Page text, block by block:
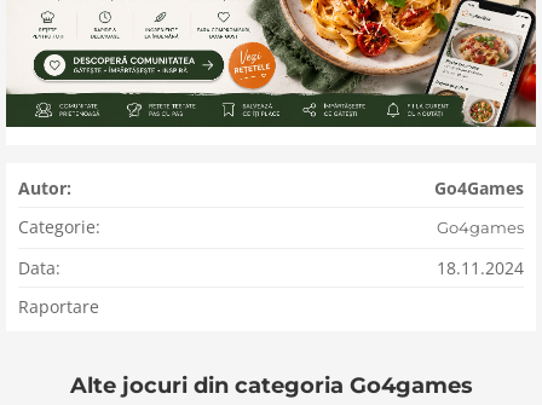
Autor:
Go4Games
Categorie:
Go4games
Data:
18.11.2024
Raportare
Alte jocuri din categoria Go4games